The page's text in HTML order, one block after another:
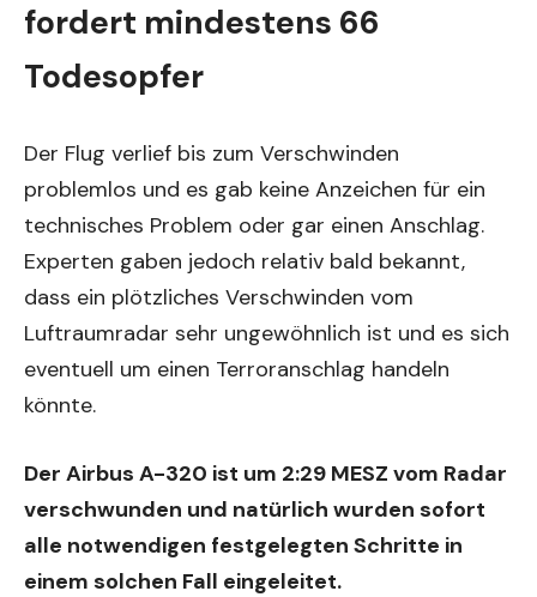
fordert mindestens 66
Todesopfer
Der Flug verlief bis zum Verschwinden
problemlos und es gab keine Anzeichen für ein
technisches Problem oder gar einen Anschlag.
Experten gaben jedoch relativ bald bekannt,
dass ein plötzliches Verschwinden vom
Luftraumradar sehr ungewöhnlich ist und es sich
eventuell um einen Terroranschlag handeln
könnte.
Der Airbus A-320 ist um 2:29 MESZ vom Radar
verschwunden und natürlich wurden sofort
alle notwendigen festgelegten Schritte in
einem solchen Fall eingeleitet.